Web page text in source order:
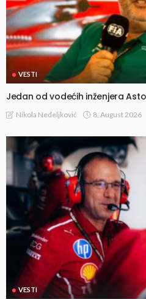
VESTI
Jedan od vodećih inženjera
Nikola Nedeljković 8, August 2026
VESTI